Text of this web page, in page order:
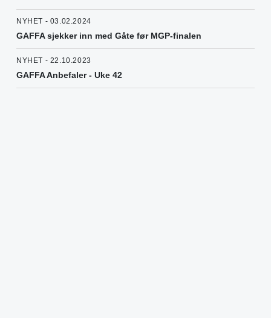
NYHET - 03.02.2024
GAFFA sjekker inn med Gåte før MGP-finalen
NYHET - 22.10.2023
GAFFA Anbefaler - Uke 42